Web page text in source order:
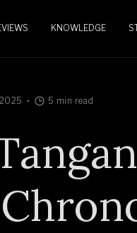
KNOWLEDGE
5 min read